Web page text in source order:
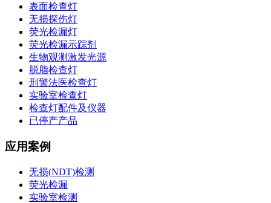
表面检查灯
无损探伤灯
荧光检漏灯
荧光检漏示踪剂
生物观测激发光源
脱脂检查灯
刑警法医检查灯
实验室检查灯
检查灯配件及仪器
已停产产品
应用案例
无损(NDT)检测
荧光检漏
实验室检测